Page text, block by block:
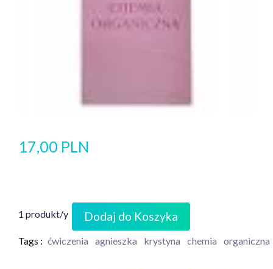
17,00 PLN
1 produkt/y Dodaj do Koszyka
Tags : ćwiczenia agnieszka krystyna chemia organiczna